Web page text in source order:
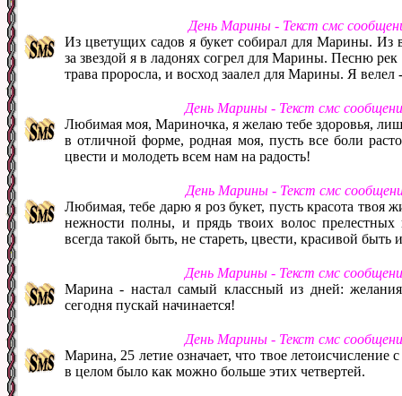
День Марины - Текст смс
Из цветущих садов я букет собирал для Марины.
за звездой я в ладонях согрел для Марины. Песню
трава проросла, и восход заалел для Марины. Я
День Марины - Текст смс
Любимая моя, Мариночка, я желаю тебе здоровья,
в отличной форме, родная моя, пусть все боли
цвести и молодеть всем нам на радость!
День Марины - Текст смс
Любимая, тебе дарю я роз букет, пусть красота твоя
нежности полны, и прядь твоих волос
всегда такой быть, не стареть, цвести, красивой
День Марины - Текст смс
Марина - настал самый классный из дней:
сегодня пускай начинается!
День Марины - Текст смс
Марина, 25 летие означает, что твое
в целом было как можно больше этих четвертей.